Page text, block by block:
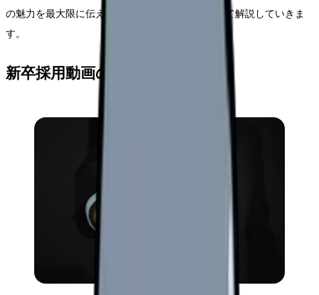
の魅力を最大限に伝える採用動画の作り方について解説していきま
す。
新卒採用動画の基本構成モデル